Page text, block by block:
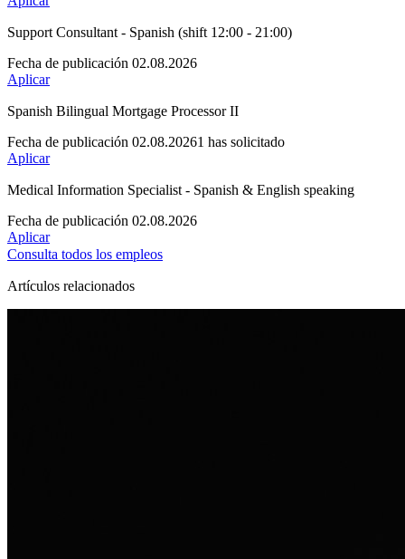
Support Consultant - Spanish (shift 12:00 - 21:00)
Fecha de publicación 02.08.2026
Aplicar
Spanish Bilingual Mortgage Processor II
Fecha de publicación 02.08.20261 has solicitado
Aplicar
Medical Information Specialist - Spanish & English speaking
Fecha de publicación 02.08.2026
Aplicar
Consulta todos los empleos
Artículos relacionados